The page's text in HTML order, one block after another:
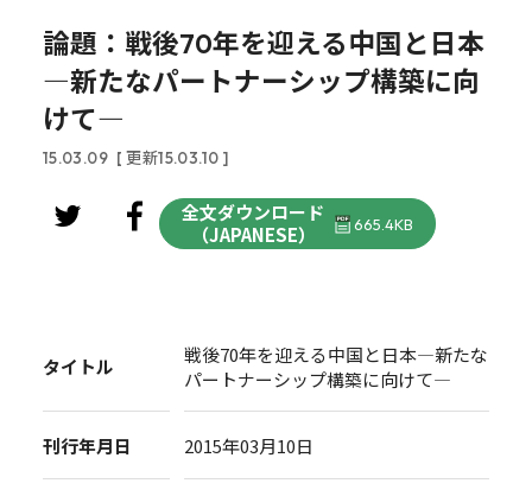
論題：戦後70年を迎える中国と日本
―新たなパートナーシップ構築に向
けて―
15.03.09 [ 更新15.03.10 ]
全文ダウンロード
（JAPANESE）
665.4KB
タイトル
戦後70年を迎える中国と日本―新たな
パートナーシップ構築に向けて―
刊行年月日 2015年03月10日